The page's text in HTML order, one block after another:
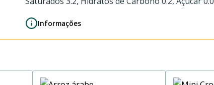
Informações